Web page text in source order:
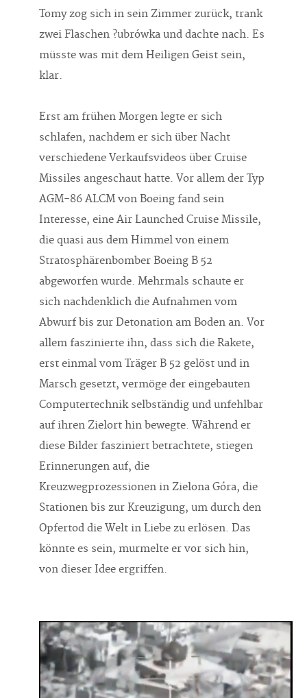
Tomy zog sich in sein Zimmer zurück, trank
zwei Flaschen ?ubrówka und dachte nach. Es
müsste was mit dem Heiligen Geist sein,
klar.
Erst am frühen Morgen legte er sich
schlafen, nachdem er sich über Nacht
verschiedene Verkaufsvideos über Cruise
Missiles angeschaut hatte. Vor allem der Typ
AGM-86 ALCM von Boeing fand sein
Interesse, eine Air Launched Cruise Missile,
die quasi aus dem Himmel von einem
Stratosphärenbomber Boeing B 52
abgeworfen wurde. Mehrmals schaute er
sich nachdenklich die Aufnahmen vom
Abwurf bis zur Detonation am Boden an. Vor
allem faszinierte ihn, dass sich die Rakete,
erst einmal vom Träger B 52 gelöst und in
Marsch gesetzt, vermöge der eingebauten
Computertechnik selbständig und unfehlbar
auf ihren Zielort hin bewegte. Während er
diese Bilder fasziniert betrachtete, stiegen
Erinnerungen auf, die
Kreuzwegprozessionen in Zielona Góra, die
Stationen bis zur Kreuzigung, um durch den
Opfertod die Welt in Liebe zu erlösen. Das
könnte es sein, murmelte er vor sich hin,
von dieser Idee ergriffen.